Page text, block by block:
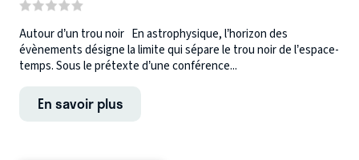
Autour d’un trou noir En astrophysique, l’horizon des
évènements désigne la limite qui sépare le trou noir de l’espace-
temps. Sous le prétexte d’une conférence...
En savoir plus